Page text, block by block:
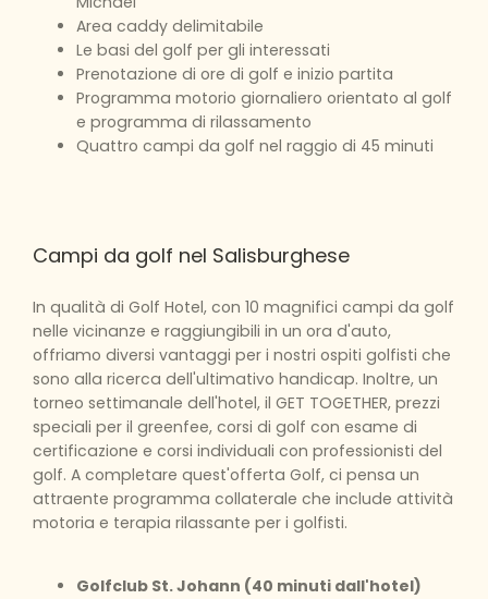
Area caddy delimitabile
Le basi del golf per gli interessati
Prenotazione di ore di golf e inizio partita
Programma motorio giornaliero orientato al golf
e programma di rilassamento
Quattro campi da golf nel raggio di 45 minuti
Campi da golf nel Salisburghese
In qualità di Golf Hotel, con 10 magnifici campi da golf
nelle vicinanze e raggiungibili in un ora d'auto,
offriamo diversi vantaggi per i nostri ospiti golfisti che
sono alla ricerca dell'ultimativo handicap. Inoltre, un
torneo settimanale dell'hotel, il GET TOGETHER, prezzi
speciali per il greenfee, corsi di golf con esame di
certificazione e corsi individuali con professionisti del
golf. A completare quest'offerta Golf, ci pensa un
attraente programma collaterale che include attività
motoria e terapia rilassante per i golfisti.
Golfclub St. Johann (40 minuti dall'hotel)